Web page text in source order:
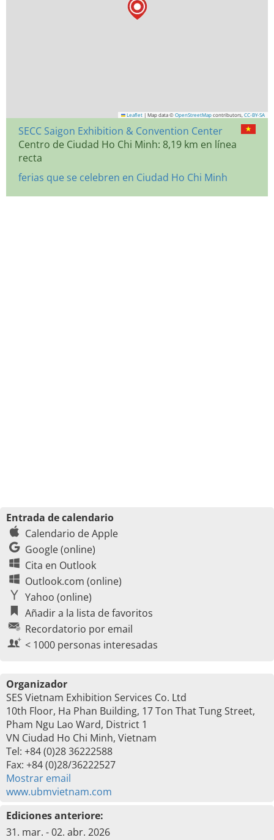
Leaflet | Map data © OpenStreetMap contributors, CC-BY-SA
SECC Saigon Exhibition & Convention Center
Centro de Ciudad Ho Chi Minh: 8,19 km en línea
recta
ferias que se celebren en Ciudad Ho Chi Minh
Entrada de calendario
Calendario de Apple
Google (online)
Cita en Outlook
Outlook.com (online)
Yahoo (online)
Añadir a la lista de favoritos
Recordatorio por email
< 1000 personas interesadas
Organizador
SES Vietnam Exhibition Services Co. Ltd
10th Floor, Ha Phan Building, 17 Ton That Tung Street,
Pham Ngu Lao Ward, District 1
VN Ciudad Ho Chi Minh, Vietnam
Tel: +84 (0)28 36222588
Fax: +84 (0)28/36222527
Mostrar email
www.ubmvietnam.com
Ediciones anteriore:
31. mar. - 02. abr. 2026